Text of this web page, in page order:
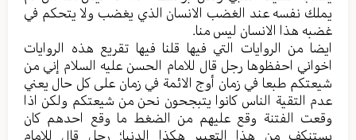
یملك نفسه عند الغضب الانسان الذي یغضب ولا یتحکم في
غضبه هذا الانسان لیس منا.
ایضا من الروایات التي فیها قلنا فیها تقریع هذه الروایات
اخواني احفظوها رجل قال للامام الحسن علیه السلام إني من
شیعتکم طبعا في زمان أوج الائمة في زمان علی کل حال یعني
عدم التقیة الناس کانوا یتبجحون نحن من شیعتکم ولکن اذا
وقعت الفتنة وقع علیهم من الضغط ما وقع احدهم کان
یستنکف من هذا التعبیر هکذا الدنیا؛ رجل قال للامام